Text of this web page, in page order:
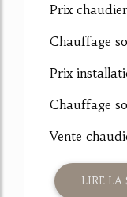
Prix
Chauffage
Prix
Chauffage
Vente
LIRE LA